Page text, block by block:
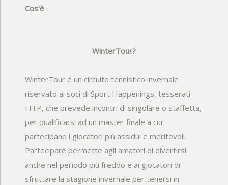
Cos'è
WinterTour?
WinterTour è un circuito tennistico invernale
riservato ai soci di Sport Happenings, tesserati
FITP, che prevede incontri di singolare o staffetta,
per qualificarsi ad un master finale a cui
partecipano i giocatori più assidui e meritevoli.
Partecipare permette agli amatori di divertirsi
anche nel periodo più freddo e ai giocatori di
sfruttare la stagione invernale per tenersi in